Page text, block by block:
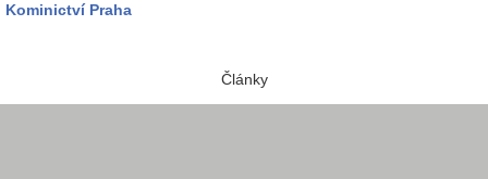
Kominictví Praha
Články